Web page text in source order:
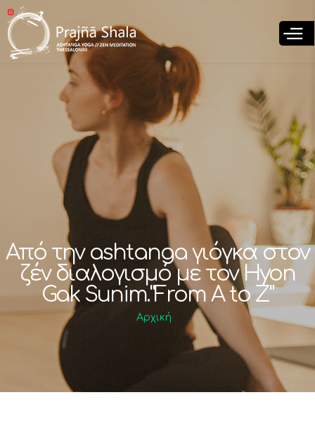
προς το
κυρίως
περιεχόμενο
Από την ashtanga γιόγκα στον
ζέν διαλογισμό με τον Hyon
Gak Sunim."From A to Z"
Αρχική